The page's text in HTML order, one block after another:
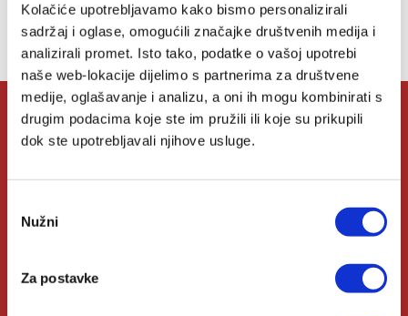
Kolačiće upotrebljavamo kako bismo personalizirali
sadržaj i oglase, omogućili značajke društvenih medija i
analizirali promet. Isto tako, podatke o vašoj upotrebi
naše web-lokacije dijelimo s partnerima za društvene
medije, oglašavanje i analizu, a oni ih mogu kombinirati s
drugim podacima koje ste im pružili ili koje su prikupili
dok ste upotrebljavali njihove usluge.
pristanka
Nužni
Za postavke
Nemate artikala u svojoj listi želja.
O Verbumu